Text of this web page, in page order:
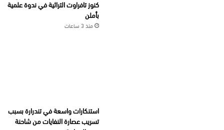
كنوز تافراوت التراثية في ندوة علمية
بأملن
منذ 3 ساعات
استنكارات واسعة في تندرارة بسبب
تسريب عصارة النفايات من شاحنة